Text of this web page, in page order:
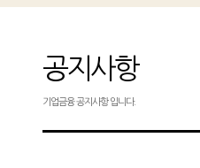
공지사항
기업금융 공지사항 입니다.